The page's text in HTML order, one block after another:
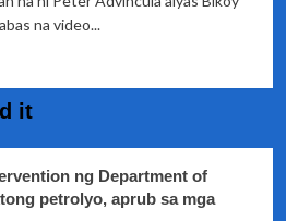
na video...
it
ng Department of
petrolyo, aprub sa mga